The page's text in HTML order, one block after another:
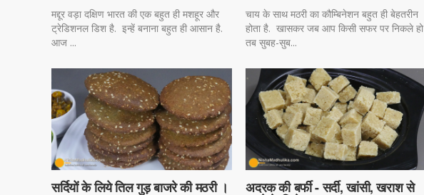
मद्दूर वड़ा दक्षिण भारत की एक बहुत ही मशहूर और
ट्रेडिशनल डिश है. इन्हें बनाना बहुत ही आसान है.
आज ...
चाय के साथ मठरी का कौम्बिनेशन बहुत ही बेहतरीन
होता है. खासकर जब आप किसी सफर पर निकले हो
तब सुबह-सुब...
सर्दियों के लिये तिल गुड़ बाजरे की मठरी । अदरक की बर्फी - सर्दी, खांसी, खराश से